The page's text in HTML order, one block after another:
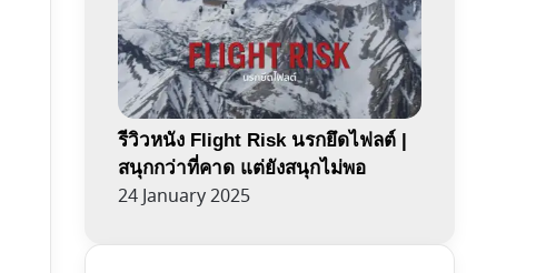
รีวิวหนัง Flight Risk นรกยึดไฟลต์ |
สนุกกว่าที่คาด แต่ยังสนุกไม่พอ
24 January 2025